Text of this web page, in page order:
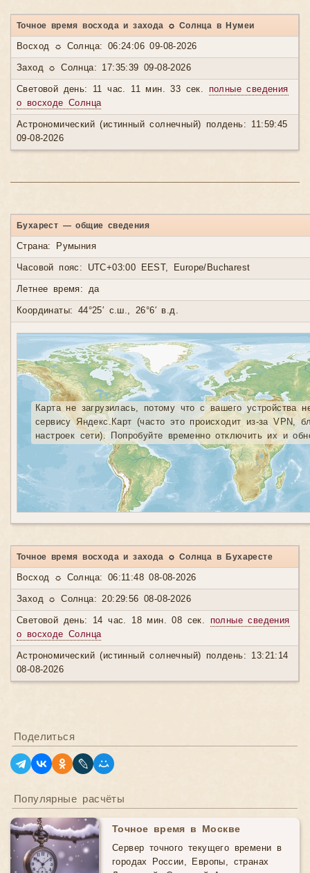
Точное время восхода и захода ☼ Солнца в Нумеи
Восход ☼ Солнца: 06:24:06 09-08-2026
Заход ☼ Солнца: 17:35:39 09-08-2026
Световой день: 11 час. 11 мин. 33 сек. полные сведения
о восходе Солнца
Астрономический (истинный солнечный) полдень: 11:59:45
09-08-2026
Бухарест — общие сведения
Страна: Румыния
Часовой пояс: UTC+03:00 EEST, Europe/Bucharest
Летнее время: да
Координаты: 44°25′ с.ш., 26°6′ в.д.
Карта не загрузилась, потому что с вашего устройства
сервису Яндекс.Карт (часто это происходит из-за VPN,
настроек сети). Попробуйте временно отключить их и
Точное время восхода и захода ☼ Солнца в Бухаресте
Восход ☼ Солнца: 06:11:48 08-08-2026
Заход ☼ Солнца: 20:29:56 08-08-2026
Световой день: 14 час. 18 мин. 08 сек. полные сведения
о восходе Солнца
Астрономический (истинный солнечный) полдень: 13:21:14
08-08-2026
Поделиться
Популярные расчёты
Точное время в Москве
Сервер точного текущего времени в
городах России, Европы, странах